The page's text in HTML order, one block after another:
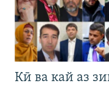
Кӣ ва кай аз